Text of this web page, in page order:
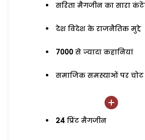
सरिता मैगजीन का सारा
देश विदेश के राजनैतिक मुद्दे
7000 से ज्यादा कहानियां
समाजिक समस्याओं पर
24 प्रिंट मैगजीन